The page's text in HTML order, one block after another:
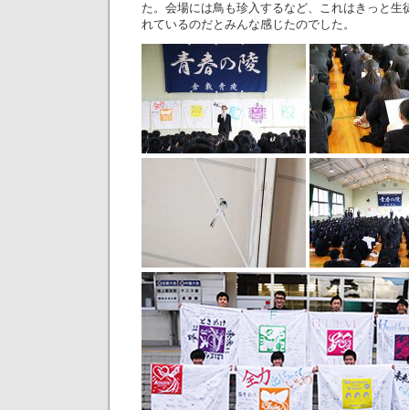
た。会場には鳥も珍入するなど、これはきっと生
れているのだとみんな感じたのでした。